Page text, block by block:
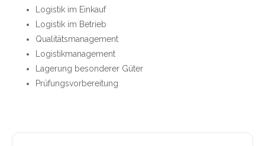
Logistik im Einkauf
Logistik im Betrieb
Qualitätsmanagement
Logistikmanagement
Lagerung besonderer Güter
Prüfungsvorbereitung